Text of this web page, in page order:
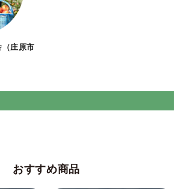
庄原市
おすすめ商品